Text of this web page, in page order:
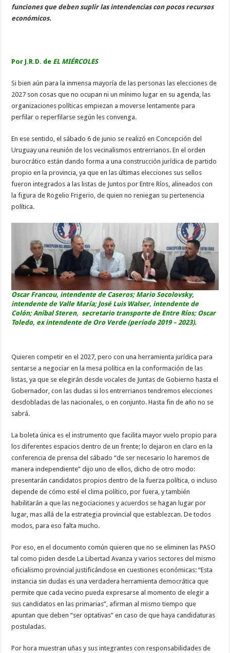
funciones que deben suplir las intendencias con pocos recursos
económicos.
Por J.R.D. de EL MIÉRCOLES
Si bien aún para la inmensa mayoría de las personas las elecciones de
2027 son cosas que no ocupan ni un mínimo lugar en su agenda, las
organizaciones políticas empiezan a moverse lentamente para
perfilar o reperfilarse según les convenga.
En ese sentido, el sábado 6 de junio se realizó en Concepción del
Uruguay una reunión de los vecinalismos entrerrianos. En el orden
burocrático están dando forma a una construcción jurídica de partido
propio en la provincia, ya que en las últimas elecciones sus sellos
fueron integrados a las listas de Juntos por Entre Ríos, alineados con
la figura de Rogelio Frigerio, de quien no reniegan su pertenencia
política.
Oscar Francou, intendente de Caseros; Mario Socolovsky,
intendente de Valle María; José Luis Walser, intendente de
Colón; Aníbal Steren, secretario transporte de Entre Ríos; Oscar
Toledo, ex intendente de Oro Verde (período 2019 – 2023).
Quieren competir en el 2027, pero con una herramienta jurídica para
sentarse a negociar en la mesa política en la conformación de las
listas, ya que se elegirán desde vocales de Juntas de Gobierno hasta el
Gobernador, con las dudas si los entrerrianos tendremos elecciones
desdobladas de las nacionales, o en conjunto. Hasta fin de año no se
sabrá.
La boleta única es el instrumento que facilita mayor vuelo propio para
los diferentes espacios dentro de un frente; lo dejaron en claro en la
conferencia de prensa del sábado “de ser necesario lo haremos de
manera independiente” dijo uno de ellos, dicho de otro modo:
presentarán candidatos propios dentro de la fuerza política, o incluso
depende de cómo esté el clima político, por fuera, y también
habilitarán a que las negociaciones y acuerdos se hagan lugar por
lugar, mas allá de la estrategia provincial que establezcan. De todos
modos, para eso falta mucho.
Por eso, en el documento común quieren que no se eliminen las PASO
tal como piden desde La Libertad Avanza y varios sectores del mismo
oficialismo provincial justificándose en cuestiones económicas: “Esta
instancia sin dudas es una verdadera herramienta democrática que
permite que cada vecino pueda expresarse al momento de elegir a
sus candidatos en las primarias”, afirman al mismo tiempo que
apuntan que deben “ser optativas” en caso de que haya candidaturas
postuladas.
Por hora muestran uñas y sus integrantes con responsabilidades de